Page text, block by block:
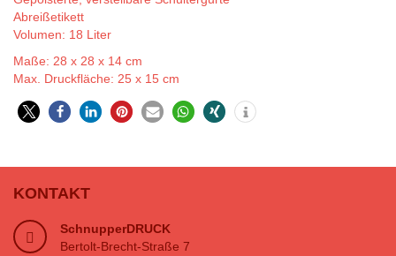
Abreißetikett
Volumen: 18 Liter
Maße: 28 x 28 x 14 cm
Max. Druckfläche: 25 x 15 cm
0
KONTAKT
SchnupperDRUCK
Bertolt-Brecht-Straße 7